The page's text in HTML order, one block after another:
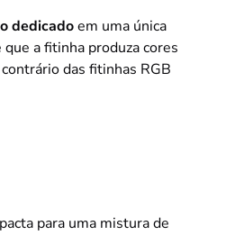
dedicadoem uma única
a fitinha produza cores
das fitinhas RGB
para uma mistura de